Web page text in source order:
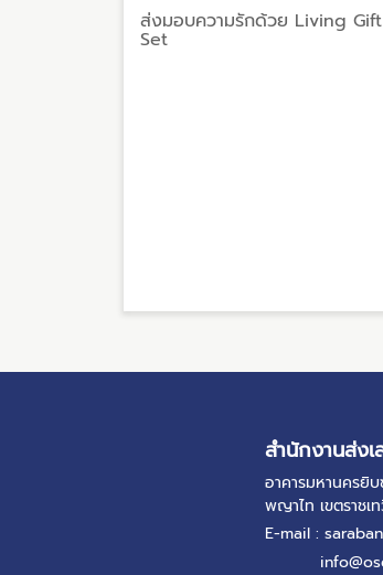
ส่งมอบความรักด้วย Living Gift
Set
สำนักงานส่ง
อาคารมหานครยิ
พญาไท เขตราชเ
E-mail :